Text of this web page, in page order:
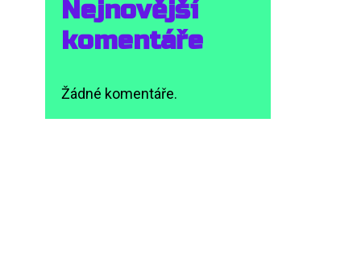
Nejnovější
komentáře
Žádné komentáře.